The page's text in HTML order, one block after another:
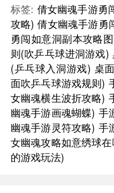
标签: 倩女幽魂手游勇
攻略) 倩女幽魂手游勇
勇闯如意洞副本攻略
则(吹乒乓球进洞游戏)
(乒乓球入洞游戏) 桌
面吹乒乓球游戏规则)
女幽魂横生波折攻略)
幽魂手游画魂蝴蝶) 手
幽魂手游灵符攻略) 手
女幽魂攻略如意绣球
的游戏玩法)